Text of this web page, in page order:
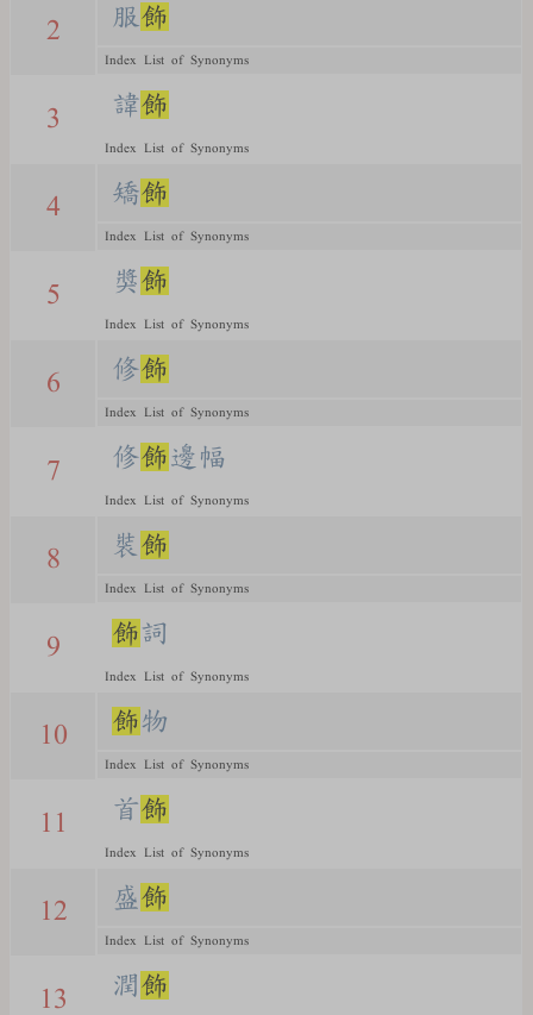
2 服飾
Index List of Synonyms
3 諱飾
Index List of Synonyms
4 矯飾
Index List of Synonyms
5 獎飾
Index List of Synonyms
6 修飾
Index List of Synonyms
7 修飾邊幅
Index List of Synonyms
8 裝 飾
Index List of Synonyms
9 飾詞
Index List of Synonyms
10 飾物
Index List of Synonyms
11 首飾
Index List of Synonyms
12 盛飾
Index List of Synonyms
13 潤飾